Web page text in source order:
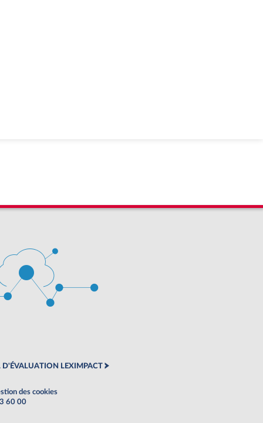
D'ÉVALUATION LEXIMPACT
des cookies
60 00